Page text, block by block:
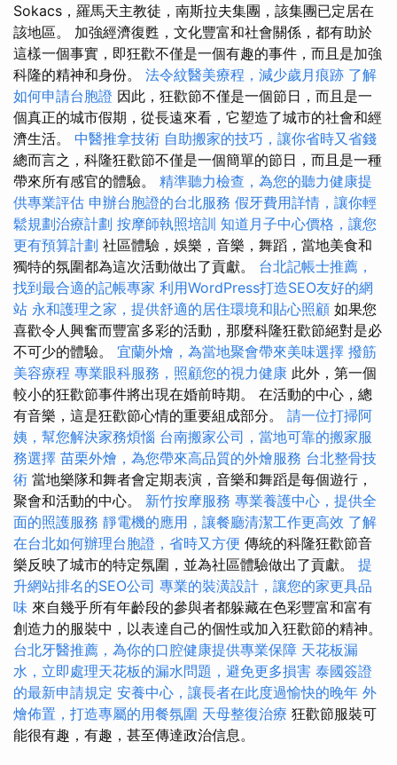
Sokacs，羅馬天主教徒，南斯拉夫集團，該集團已定居在
該地區。 加強經濟復甦，文化豐富和社會關係，都有助於
這樣一個事實，即狂歡不僅是一個有趣的事件，而且是加強
科隆的精神和身份。 法令紋醫美療程，減少歲月痕跡 了解
如何申請台胞證 因此，狂歡節不僅是一個節日，而且是一
個真正的城市假期，從長遠來看，它塑造了城市的社會和經
濟生活。 中醫推拿技術 自助搬家的技巧，讓你省時又省錢
總而言之，科隆狂歡節不僅是一個簡單的節日，而且是一種
帶來所有感官的體驗。 精準聽力檢查，為您的聽力健康提
供專業評估 申辦台胞證的台北服務 假牙費用詳情，讓你輕
鬆規劃治療計劃 按摩師執照培訓 知道月子中心價格，讓您
更有預算計劃 社區體驗，娛樂，音樂，舞蹈，當地美食和
獨特的氛圍都為這次活動做出了貢獻。 台北記帳士推薦，
找到最合適的記帳專家 利用WordPress打造SEO友好的網
站 永和護理之家，提供舒適的居住環境和貼心照顧 如果您
喜歡令人興奮而豐富多彩的活動，那麼科隆狂歡節絕對是必
不可少的體驗。 宜蘭外燴，為當地聚會帶來美味選擇 撥筋
美容療程 專業眼科服務，照顧您的視力健康 此外，第一個
較小的狂歡節事件將出現在婚前時期。 在活動的中心，總
有音樂，這是狂歡節心情的重要組成部分。 請一位打掃阿
姨，幫您解決家務煩惱 台南搬家公司，當地可靠的搬家服
務選擇 苗栗外燴，為您帶來高品質的外燴服務 台北整骨技
術 當地樂隊和舞者會定期表演，音樂和舞蹈是每個遊行，
聚會和活動的中心。 新竹按摩服務 專業養護中心，提供全
面的照護服務 靜電機的應用，讓餐廳清潔工作更高效 了解
在台北如何辦理台胞證，省時又方便 傳統的科隆狂歡節音
樂反映了城市的特定氛圍，並為社區體驗做出了貢獻。 提
升網站排名的SEO公司 專業的裝潢設計，讓您的家更具品
味 來自幾乎所有年齡段的參與者都躲藏在色彩豐富和富有
創造力的服裝中，以表達自己的個性或加入狂歡節的精神。
台北牙醫推薦，為你的口腔健康提供專業保障 天花板漏
水，立即處理天花板的漏水問題，避免更多損害 泰國簽證
的最新申請規定 安養中心，讓長者在此度過愉快的晚年 外
燴佈置，打造專屬的用餐氛圍 天母整復治療 狂歡節服裝可
能很有趣，有趣，甚至傳達政治信息。